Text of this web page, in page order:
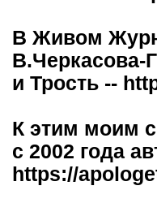
В Живом
В.Черкасова-
и Трость --
К этим моим
с 2002 года
https://